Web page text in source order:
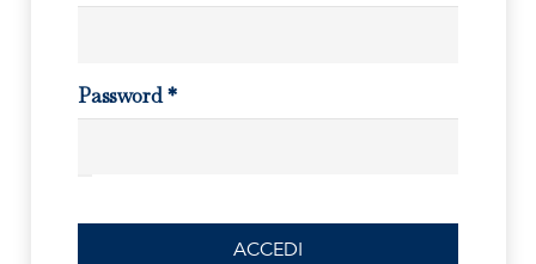
Store locator
Password*Richiesto
ACCEDI